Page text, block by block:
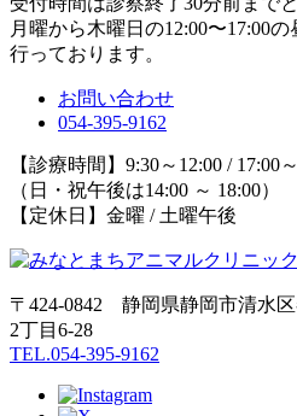
月曜から木曜日の12:00〜17:00
行っております。
お問い合わせ
054-395-9162
【診療時間】9:30～12:00 / 17:00
（日・祝午後は14:00 ～ 18:00）
【定休日】金曜 / 土曜午後
〒424-0842 静岡県静岡市清水区
2丁目6-28
TEL.054-395-9162